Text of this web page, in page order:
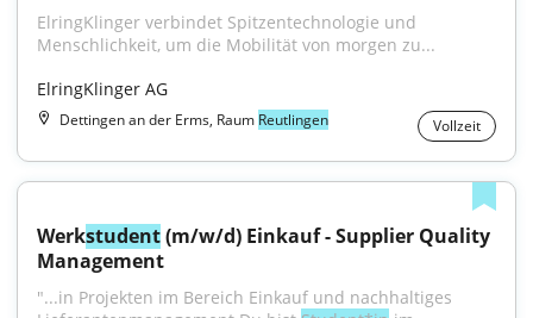
ElringKlinger verbindet Spitzentechnologie und
Menschlichkeit, um die Mobilität von morgen zu...
ElringKlinger AG
Dettingen an der Erms, Raum Reutlingen Vollzeit
Werkstudent (m/w/d) Einkauf - Supplier Quality
Management
"...in Projekten im Bereich Einkauf und nachhaltiges